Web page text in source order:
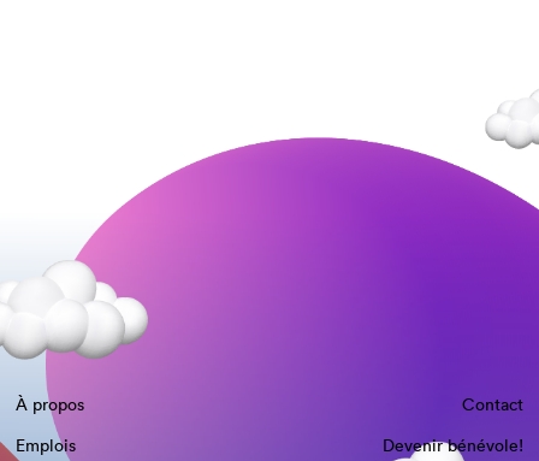
À propos
Contact
Emplois
Devenir bénévole!